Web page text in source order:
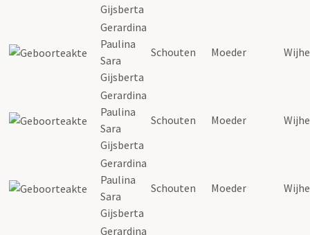
Gijsberta
Gerardina
Paulina
Sara
Gijsberta
Schouten Moeder Wijhe
Gerardina
Paulina
Sara
Gijsberta
Schouten Moeder Wijhe
Gerardina
Paulina
Sara
Gijsberta
Schouten Moeder Wijhe
Gerardina